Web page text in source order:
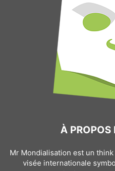
À PROPOS
Mr Mondialisation est un
visée internationale